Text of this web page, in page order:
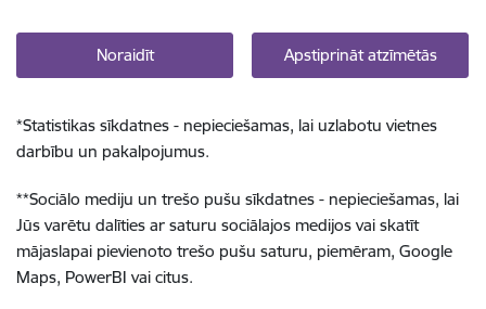
Noraidīt Apstiprināt atzīmētās
*Statistikas sīkdatnes - nepieciešamas, lai uzlabotu vietnes
darbību un pakalpojumus.
**Sociālo mediju un trešo pušu sīkdatnes - nepieciešamas, lai
Jūs varētu dalīties ar saturu sociālajos medijos vai skatīt
mājaslapai pievienoto trešo pušu saturu, piemēram, Google
Maps, PowerBI vai citus.